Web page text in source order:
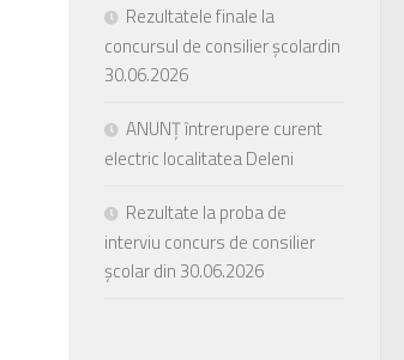
Rezultatele finale la
concursul de consilier școlardin
30.06.2026
ANUNȚ întrerupere curent
electric localitatea Deleni
Rezultate la proba de
interviu concurs de consilier
școlar din 30.06.2026